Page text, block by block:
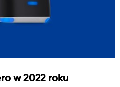
w 2022 roku